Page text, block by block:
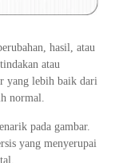
hasil, atau
atau
yang lebih baik dari
normal.
pada gambar.
yang menyerupai